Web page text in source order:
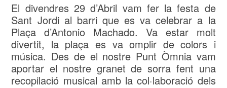
El divendres 29 d’Abril vam fer la festa de
Sant Jordi al barri que es va celebrar a la
Plaça d’Antonio Machado. Va estar molt
divertit, la plaça es va omplir de colors i
música. Des de el nostre Punt Òmnia vam
aportar el nostre granet de sorra fent una
recopilació musical amb la col·laboració dels